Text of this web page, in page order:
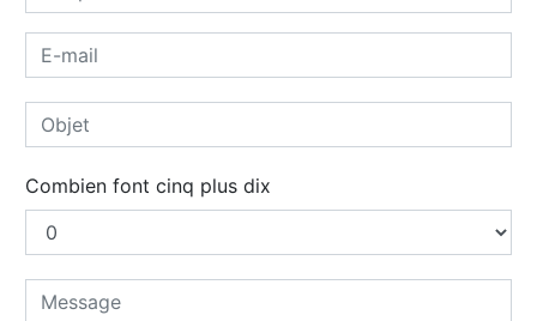
Combien font cinq plus dix